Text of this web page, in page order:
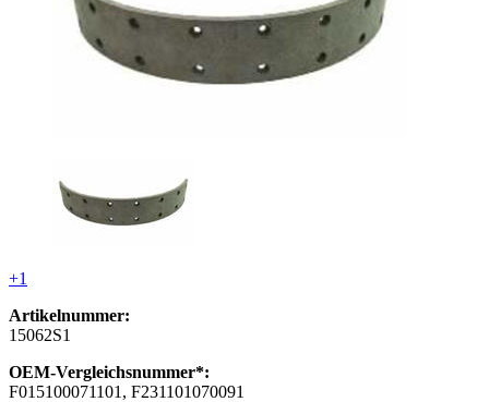
+1
Artikelnummer:
15062S1
OEM-Vergleichsnummer*:
F015100071101, F231101070091